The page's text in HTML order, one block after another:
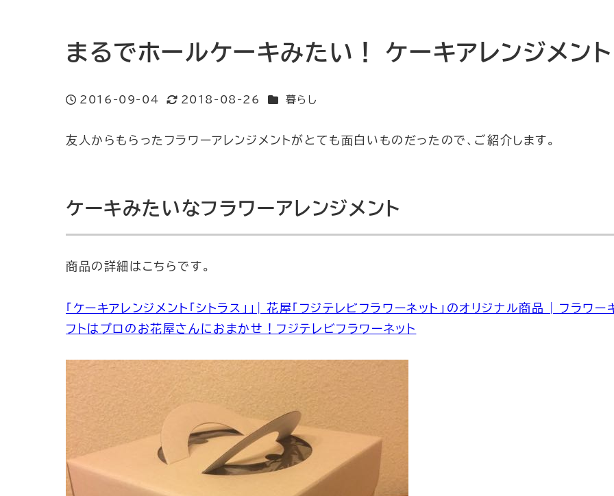
まるでホールケーキみたい！ ケーキアレンジメント
投稿日
2016-09-04
2018-08-26 カテゴリー
暮らし
友人からもらったフラワーアレンジメントがとても面白いものだったので、ご紹介します。
ケーキみたいなフラワーアレンジメント
商品の詳細はこちらです。
「ケーキアレンジメント「シトラス」」| 花屋「フジテレビフラワーネット」のオリジナル商品 | フラワー
フトはプロのお花屋さんにおまかせ！フジテレビフラワーネット